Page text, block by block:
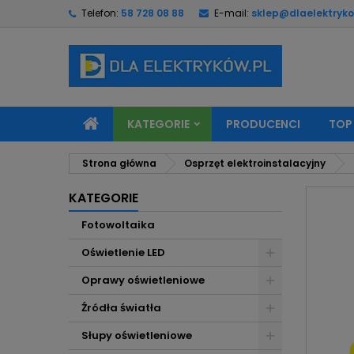
Telefon: 58 728 08 88 E-mail:
KATEGORIE PRODUCENCI
Strona główna Osprzęt elektroinstalacyjny
KATEGORIE
Fotowoltaika
Oświetlenie LED
Oprawy oświetleniowe
Źródła światła
Słupy oświetleniowe